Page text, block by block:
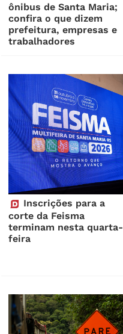
ônibus de Santa Maria;
confira o que dizem
prefeitura, empresas e
trabalhadores
Inscrições para a
corte da Feisma
terminam nesta quarta-
feira